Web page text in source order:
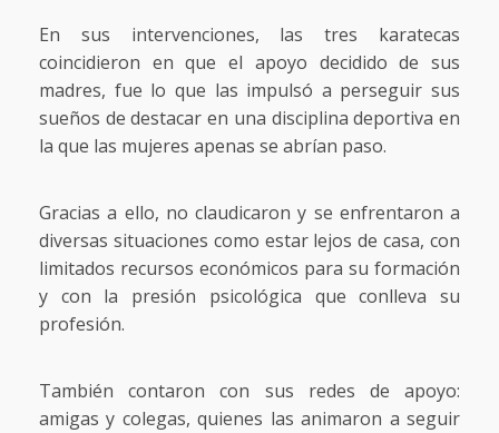
En sus intervenciones, las tres karatecas
coincidieron en que el apoyo decidido de sus
madres, fue lo que las impulsó a perseguir sus
sueños de destacar en una disciplina deportiva en
la que las mujeres apenas se abrían paso.
Gracias a ello, no claudicaron y se enfrentaron a
diversas situaciones como estar lejos de casa, con
limitados recursos económicos para su formación
y con la presión psicológica que conlleva su
profesión.
También contaron con sus redes de apoyo:
amigas y colegas, quienes las animaron a seguir